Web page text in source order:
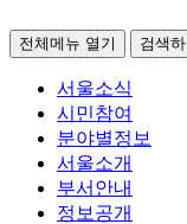
전체메뉴 열기 검색
서울소식
시민참여
분야별정보
서울소개
부서안내
정보공개